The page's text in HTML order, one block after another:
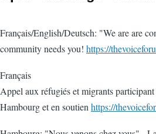
Français/English/Deutsch: "We are are
community needs you! https://
Français
Appel aux réfugiés et migrants
Hambourg et en soutien https://